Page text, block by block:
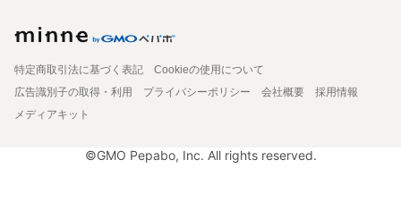
特定商取引法に基づく表記
Cookieの使用について
広告識別子の取得・利用
プライバシーポリシー 会社概要
採用情報
メディアキット
©GMO Pepabo, Inc. All rights reserved.